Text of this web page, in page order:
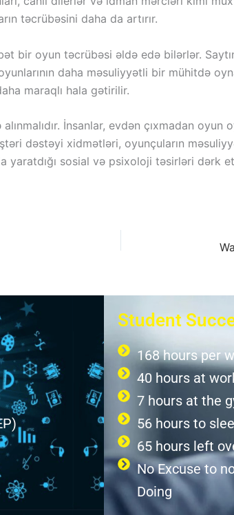
təcrübəsini daha da artırır.
bir oyun təcrübəsi əldə edə bilərlər.
daha məsuliyyətli bir mühitdə
maraqlı hala gətirilir.
İnsanlar, evdən çıxmadan
dəstəyi xidmətləri, oyunçuların
yaratdığı sosial və psixoloji təsirləri dərk
Student
168 hours per
40 hours at
7 hours at the
56 hours to
65 hours left
No Excuse to
Doing